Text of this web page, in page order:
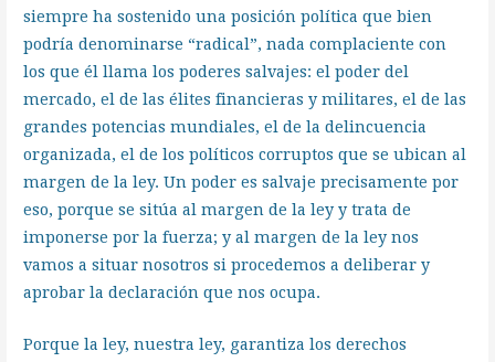
siempre ha sostenido una posición política que bien
podría denominarse “radical”, nada complaciente con
los que él llama los poderes salvajes: el poder del
mercado, el de las élites financieras y militares, el de las
grandes potencias mundiales, el de la delincuencia
organizada, el de los políticos corruptos que se ubican al
margen de la ley. Un poder es salvaje precisamente por
eso, porque se sitúa al margen de la ley y trata de
imponerse por la fuerza; y al margen de la ley nos
vamos a situar nosotros si procedemos a deliberar y
aprobar la declaración que nos ocupa.
Porque la ley, nuestra ley, garantiza los derechos